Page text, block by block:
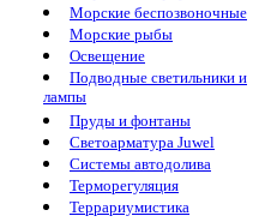
Морские беспозвоночные
Морские рыбы
Освещение
Подводные светильники и
лампы
Пруды и фонтаны
Светоарматура Juwel
Системы автодолива
Терморегуляция
Террариумистика